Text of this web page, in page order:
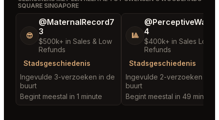
SQUARE SINGAPORE
😎
@MaternalRecord7
3
$500k+ in Sales & Low
Refunds
Stadsgeschiedenis
Ingevulde 3-verzoeken in de
buurt
Begint meestal in 1 minute
🎱
4
$400k+ in Sales Low
Refunds
Stadsgeschiedenis
Ingevulde 2-verzoeken in
buurt
Begint meestal in 49 minutes